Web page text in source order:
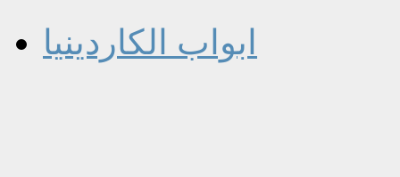
ابواب الكاردينيا